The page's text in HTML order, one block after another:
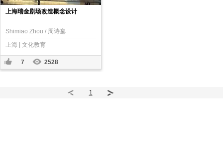
上海瑞金剧场改造概念设计
Shimiao Zhou / 周诗邈
上海 | 文化教育
7 2528
1